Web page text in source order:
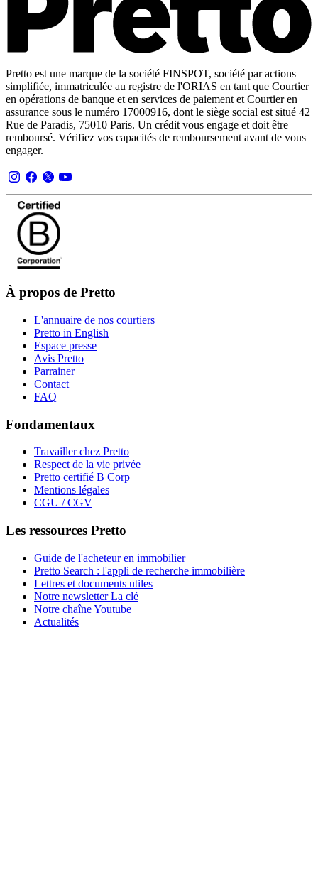
Pretto est une marque de la société FINSPOT, société par actions
simplifiée, immatriculée au registre de l'ORIAS en tant que Courtier
en opérations de banque et en services de paiement et Courtier en
assurance sous le numéro 17000916, dont le siège social est situé 42
Rue de Paradis, 75010 Paris. Un crédit vous engage et doit être
remboursé. Vérifiez vos capacités de remboursement avant de vous
engager.
À propos de Pretto
L'annuaire de nos courtiers
Pretto in English
Espace presse
Avis Pretto
Parrainer
Contact
FAQ
Fondamentaux
Travailler chez Pretto
Respect de la vie privée
Pretto certifié B Corp
Mentions légales
CGU / CGV
Les ressources Pretto
Guide de l'acheteur en immobilier
Pretto Search : l'appli de recherche immobilière
Lettres et documents utiles
Notre newsletter La clé
Notre chaîne Youtube
Actualités